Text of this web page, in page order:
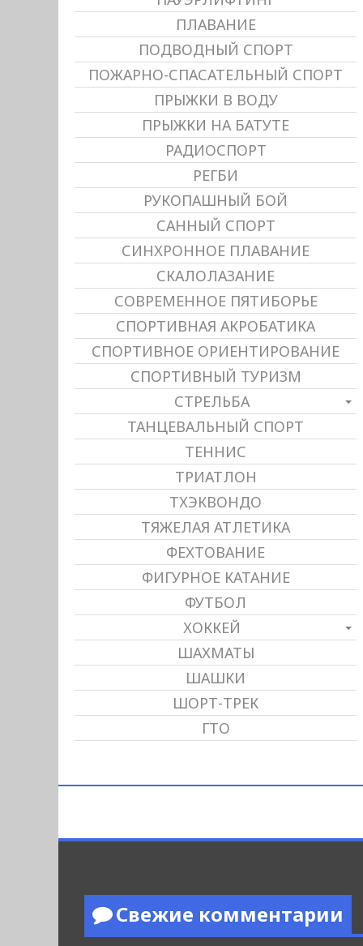
ПЛАВАНИЕ
ПОДВОДНЫЙ СПОРТ
ПОЖАРНО-СПАСАТЕЛЬНЫЙ СПОРТ
ПРЫЖКИ В ВОДУ
ПРЫЖКИ НА БАТУТЕ
РАДИОСПОРТ
РЕГБИ
РУКОПАШНЫЙ БОЙ
САННЫЙ СПОРТ
СИНХРОННОЕ ПЛАВАНИЕ
СКАЛОЛАЗАНИЕ
СОВРЕМЕННОЕ ПЯТИБОРЬЕ
СПОРТИВНАЯ АКРОБАТИКА
СПОРТИВНОЕ ОРИЕНТИРОВАНИЕ
СПОРТИВНЫЙ ТУРИЗМ
СТРЕЛЬБА
ТАНЦЕВАЛЬНЫЙ СПОРТ
ТЕННИС
ТРИАТЛОН
ТХЭКВОНДО
ТЯЖЕЛАЯ АТЛЕТИКА
ФЕХТОВАНИЕ
ФИГУРНОЕ КАТАНИЕ
ФУТБОЛ
ХОККЕЙ
ШАХМАТЫ
ШАШКИ
ШОРТ-ТРЕК
ГТО
Свежие комментарии